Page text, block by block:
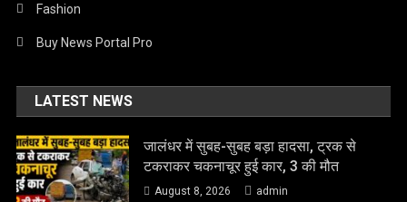
Fashion
Buy News Portal Pro
LATEST NEWS
जालंधर में सुबह-सुबह बड़ा हादसा, ट्रक से
टकराकर चकनाचूर हुई कार, 3 की मौत
August 8, 2026 admin